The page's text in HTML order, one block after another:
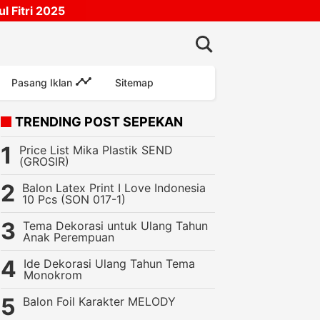
Fitri 2025
Pasang Iklan Sitemap
Ulang Tahun ANAK Kerucut Metalik Pom Pom SON (GZ 681-A & GZ
TRENDING POST SEPEKAN
Price List Mika Plastik SEND
(GROSIR)
Balon Latex Print I Love Indonesia
10 Pcs (SON 017-1)
Tema Dekorasi untuk Ulang Tahun
Anak Perempuan
Ide Dekorasi Ulang Tahun Tema
Monokrom
Balon Foil Karakter MELODY